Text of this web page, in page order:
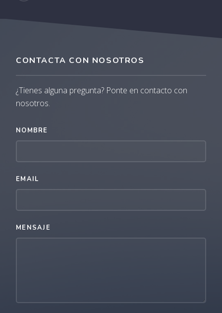
CONTACTA CON NOSOTROS
¿Tienes alguna pregunta? Ponte en contacto con
nosotros.
NOMBRE
EMAIL
MENSAJE